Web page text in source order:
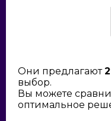
Они предлагают
выбор.
Вы можете
оптимальное